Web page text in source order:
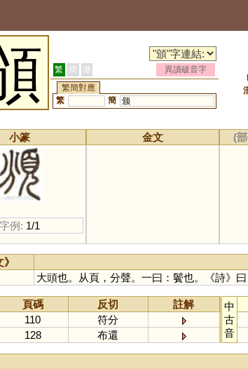
繁 簡 港
異讀破音字
繁簡對應
繁
簡 颁
小篆
字例: 1/1
金文 (
大頭也。从頁，分聲。一曰：鬢也。《詩》曰
頁碼 反切
註解
110
符分
128 布還
中
古
音